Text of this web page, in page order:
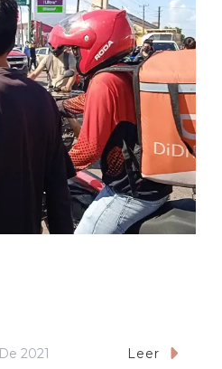
2021 Leer